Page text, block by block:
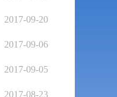
2017-09-20
2017-09-06
2017-09-05
2017-08-23